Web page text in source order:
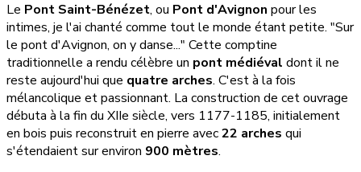
Le Pont Saint-Bénézet, ou Pont d'Avignon pour les
intimes, je l'ai chanté comme tout le monde étant petite. "Sur
le pont d'Avignon, on y danse..." Cette comptine
traditionnelle a rendu célèbre un pont médiéval dont il ne
reste aujourd'hui que quatre arches. C'est à la fois
mélancolique et passionnant. La construction de cet ouvrage
débuta à la fin du XIIe siècle, vers 1177-1185, initialement
en bois puis reconstruit en pierre avec22 arches qui
s'étendaient sur environ 900 mètres.